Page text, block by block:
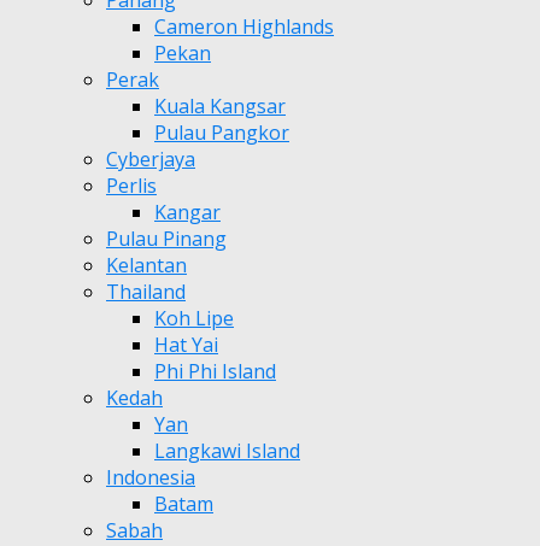
Cameron Highlands
Pekan
Perak
Kuala Kangsar
Pulau Pangkor
Cyberjaya
Perlis
Kangar
Pulau Pinang
Kelantan
Thailand
Koh Lipe
Hat Yai
Phi Phi Island
Kedah
Yan
Langkawi Island
Indonesia
Batam
Sabah